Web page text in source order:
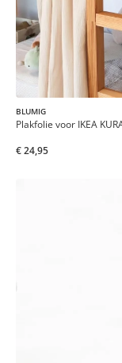
BLUMIG
Plakfolie voor IKEA
€ 24,95